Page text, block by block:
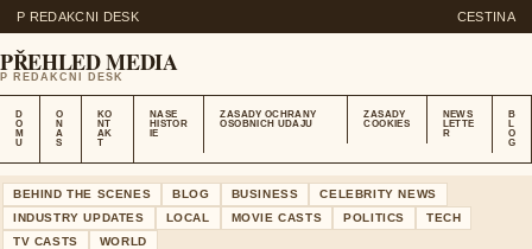
P REDAKCNI DESK CESTINA
PŘEHLED MEDIA
P REDAKCNI DESK
D
O
M
U
O
N
A
S
KO
NT
AK
T
NASE
HISTOR
IE
ZASADY OCHRANY
OSOBNICH UDAJU
ZASADY
COOKIES
NEWS
LETTE
R
B
L
O
G
BEHIND THE SCENES BLOG BUSINESS
CELEBRITY NEWS
INDUSTRY UPDATES
LOCAL MOVIE CASTS POLITICS
TECH
TV CASTS
WORLD